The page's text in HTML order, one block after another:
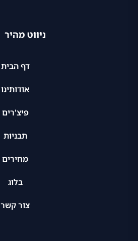
ניווט מהיר
דף הבית
אודותינו
פיצ'רים
תבניות
מחירים
בלוג
צור קשר